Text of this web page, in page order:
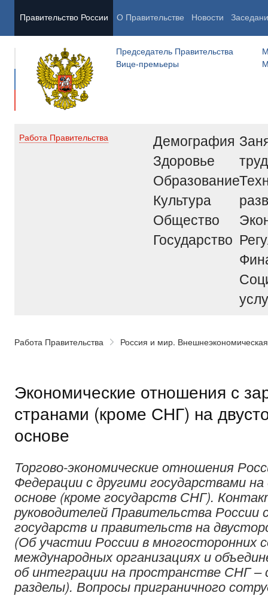
Правительство России О Правительстве Новости
Председатель Правительства
Вице-премьеры
Работа Правительства
Демография
Здоровье
Образование
Культура
Общество
Государство
труд
Работа Правительства Россия и мир.
Экономические отношения с
странами (кроме СНГ) на
основе
Торгово-экономические отношения
Федерации с другими государствами
основе (кроме государств СНГ).
руководителей Правительства России
государств и правительств на
(Об участии России в многосторонних
международных организациях и
об интеграции на пространстве СНГ –
разделы). Вопросы приграничного